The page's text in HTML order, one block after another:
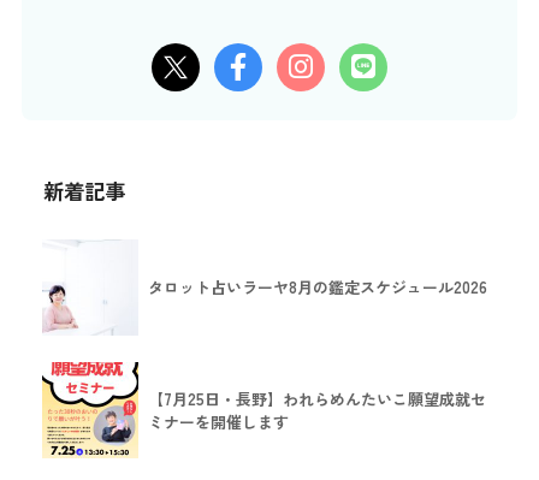
新着記事
タロット占いラーヤ8月の鑑定スケジュール2026
【7月25日・長野】われらめんたいこ願望成就セ
ミナーを開催します